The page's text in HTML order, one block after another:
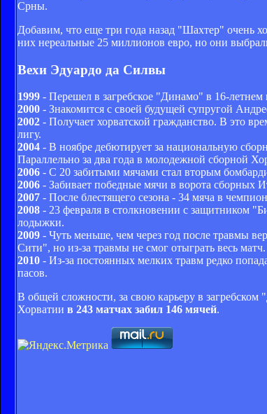
Срны.
Добавим, что еще три года назад "Шахтер" очень
них нереальные 25 миллионов евро, но они
Вехи Эдуардо да Силвы
1999 - Перешел в загребское "Динамо" в 16-
2000 - Знакомится с своей будущей супругой
2002 - Получает хорватской гражданство. В это
лигу.
2004 - В ноябре дебютирует за национальную
Параллельно за два года в молодежной сборной
2006 - С 20 забитыми мячами стал вторым
2006 - Забивает победные мячи в ворота сборных
2007 - После блестящего сезона - 34 мяча в
2008 - 23 февраля в столкновении с защитником
лодыжки.
2009 - Чуть меньше, чем через год после травмы
Сити", но из-за травмы не смог отыграть весь матч.
2010 - Из-за постоянных мелких травм редко
пасов.
В общей сложности, за свою карьеру в
Хорватии в 243 матчах забил 146 мячей.